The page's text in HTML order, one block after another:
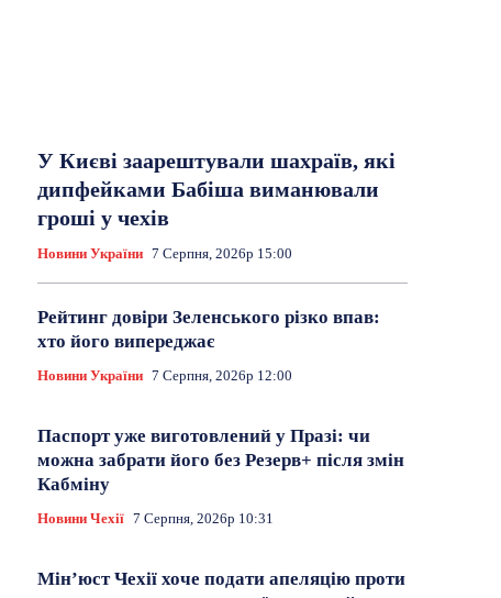
У Києві заарештували шахраїв, які
дипфейками Бабіша виманювали
гроші у чехів
Новини України 7 Серпня, 2026р 15:00
Рейтинг довіри Зеленського різко впав:
хто його випереджає
Новини України 7 Серпня, 2026р 12:00
Паспорт уже виготовлений у Празі: чи
можна забрати його без Резерв+ після змін
Кабміну
Новини Чехії 7 Серпня, 2026р 10:31
Мін’юст Чехії хоче подати апеляцію проти